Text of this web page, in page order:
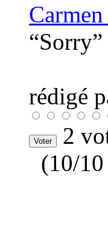
Carmen
“Sorry”
rédigé
2
(10/